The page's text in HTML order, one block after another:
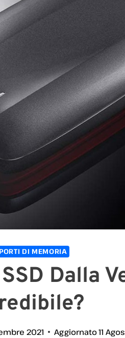
DI MEMORIA
Dalla
2021 Aggiornato11